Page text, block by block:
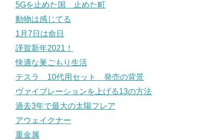
5Gを止めた国 止めた町
動物は感じてる
1月7日は命日
謹賀新年2021！
快適な巣ごもり生活
テスラ 10代用セット 発売の背景
ヴァイブレーションを上げる13の方法
過去3年で最大の太陽フレア
アウェイクナー
重金属